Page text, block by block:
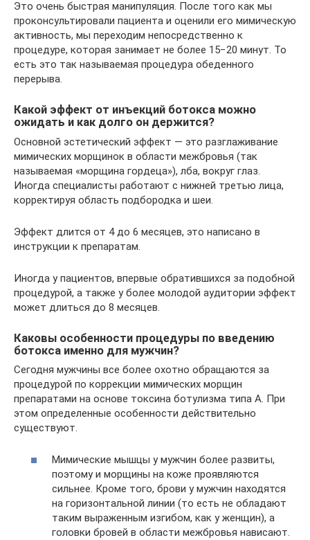
Это очень быстрая манипуляция. После того как мы
проконсультировали пациента и оценили его мимическую
активность, мы переходим непосредственно к
процедуре, которая занимает не более 15−20 минут. То
есть это так называемая процедура обеденного
перерыва.
Какой эффект от инъекций ботокса можно
ожидать и как долго он держится?
Основной эстетический эффект — это разглаживание
мимических морщинок в области межбровья (так
называемая «морщина гордеца»), лба, вокруг глаз.
Иногда специалисты работают с нижней третью лица,
корректируя область подбородка и шеи.
Эффект длится от 4 до 6 месяцев, это написано в
инструкции к препаратам.
Иногда у пациентов, впервые обратившихся за подобной
процедурой, а также у более молодой аудитории эффект
может длиться до 8 месяцев.
Каковы особенности процедуры по введению
ботокса именно для мужчин?
Сегодня мужчины все более охотно обращаются за
процедурой по коррекции мимических морщин
препаратами на основе токсина ботулизма типа А. При
этом определенные особенности действительно
существуют.
Мимические мышцы у мужчин более развиты,
поэтому и морщины на коже проявляются
сильнее. Кроме того, брови у мужчин находятся
на горизонтальной линии (то есть не обладают
таким выраженным изгибом, как у женщин), а
головки бровей в области межбровья нависают.